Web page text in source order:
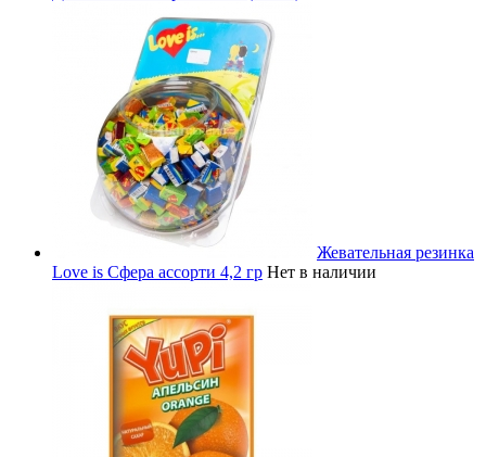
Жевательная резинка
Love is Сфера ассорти 4,2 гр Нет в наличии